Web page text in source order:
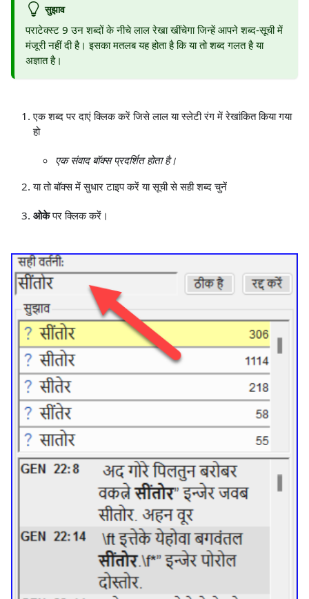
सुझाव
पराटेक्स्ट 9 उन शब्दों के नीचे लाल रेखा खींचेगा जिन्हें आपने शब्द-सूची में
मंजूरी नहीं दी है। इसका मतलब यह होता है कि या तो शब्द गलत है या
अज्ञात है।
एक शब्द पर दाएं क्लिक करें जिसे लाल या स्लेटी रंग में रेखांकित किया गया
हो
एक संवाद बॉक्स प्रदर्शित होता है।
या तो बॉक्स में सुधार टाइप करें या सूची से सही शब्द चुनें
ओकेपर क्लिक करें।